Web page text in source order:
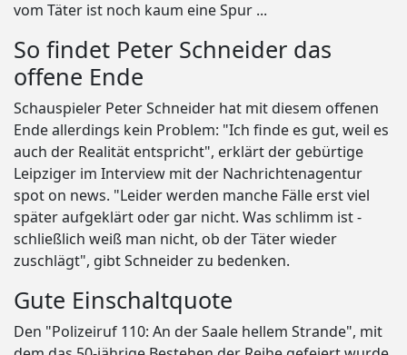
vom Täter ist noch kaum eine Spur ...
So findet Peter Schneider das
offene Ende
Schauspieler Peter Schneider hat mit diesem offenen
Ende allerdings kein Problem: "Ich finde es gut, weil es
auch der Realität entspricht", erklärt der gebürtige
Leipziger im Interview mit der Nachrichtenagentur
spot on news. "Leider werden manche Fälle erst viel
später aufgeklärt oder gar nicht. Was schlimm ist -
schließlich weiß man nicht, ob der Täter wieder
zuschlägt", gibt Schneider zu bedenken.
Gute Einschaltquote
Den "Polizeiruf 110: An der Saale hellem Strande", mit